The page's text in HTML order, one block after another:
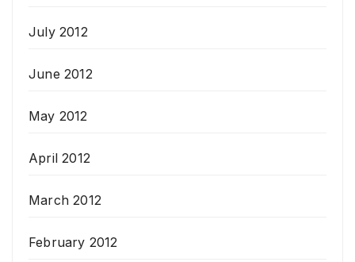
July 2012
June 2012
May 2012
April 2012
March 2012
February 2012